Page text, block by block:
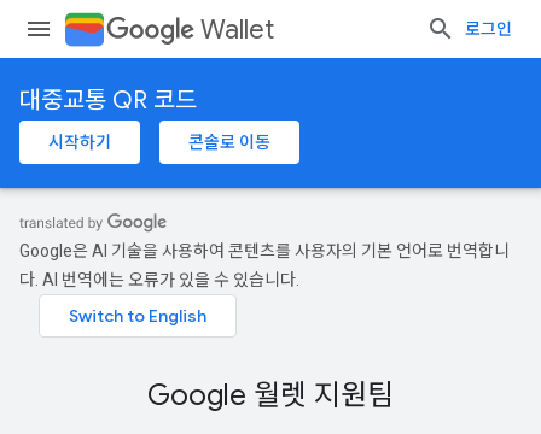
Wallet 로그인
대중교통 QR 코드
시작하기 콘솔로 이동
Google은 AI 기술을 사용하여 콘텐츠를 사용자의 기본 언어로 번역합니
다. AI 번역에는 오류가 있을 수 있습니다.
Google 월렛 지원팀